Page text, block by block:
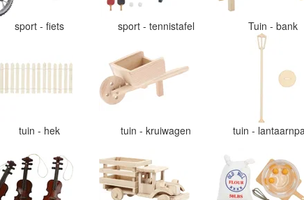
sport - fiets sport - tennistafel Tuin - bank
tuin - hek tuin - kruiwagen tuin -